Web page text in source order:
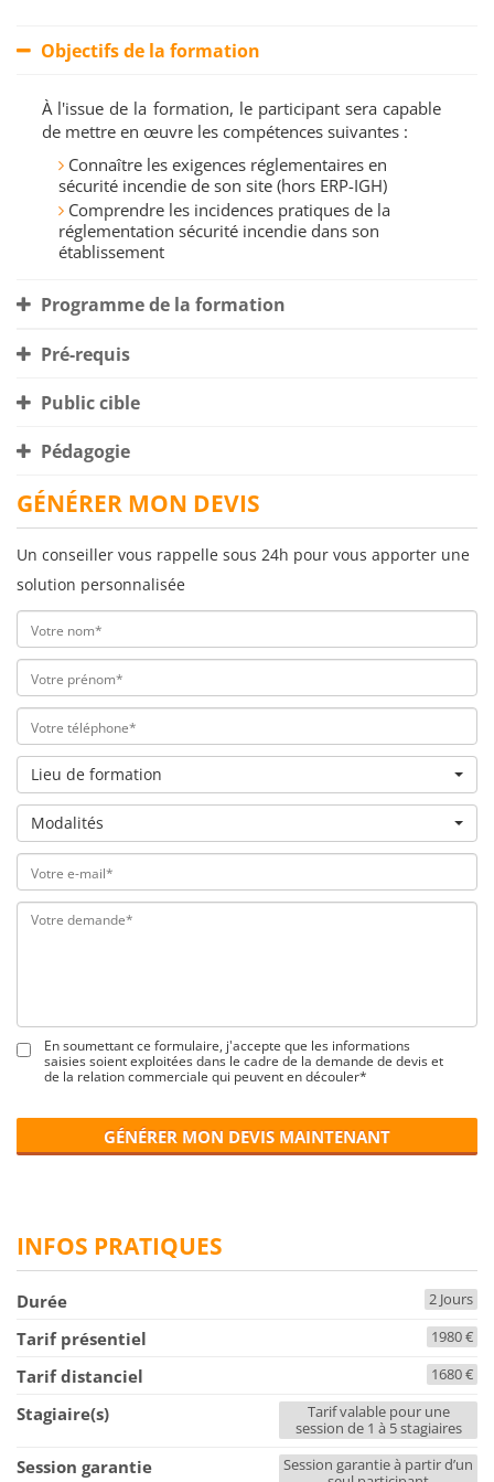
Objectifs de la formation
À l'issue de la formation, le participant sera capable
de mettre en œuvre les compétences suivantes :
Connaître les exigences réglementaires en
sécurité incendie de son site (hors ERP-IGH)
Comprendre les incidences pratiques de la
réglementation sécurité incendie dans son
établissement
Programme de la formation
Pré-requis
Public cible
Pédagogie
GÉNÉRER MON DEVIS
Un conseiller vous rappelle sous 24h pour vous apporter une
solution personnalisée
Lieu de formation
Modalités
En soumettant ce formulaire, j'accepte que les informations
saisies soient exploitées dans le cadre de la demande de devis et
de la relation commerciale qui peuvent en découler*
GÉNÉRER MON DEVIS MAINTENANT
INFOS PRATIQUES
Durée 2 Jours
Tarif présentiel 1980 €
Tarif distanciel 1680 €
Stagiaire(s)
Tarif valable pour une
session de 1 à 5 stagiaires
Session garantie
Session garantie à partir d’un